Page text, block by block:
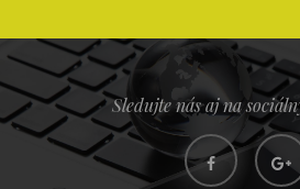
Sledujte nás aj na